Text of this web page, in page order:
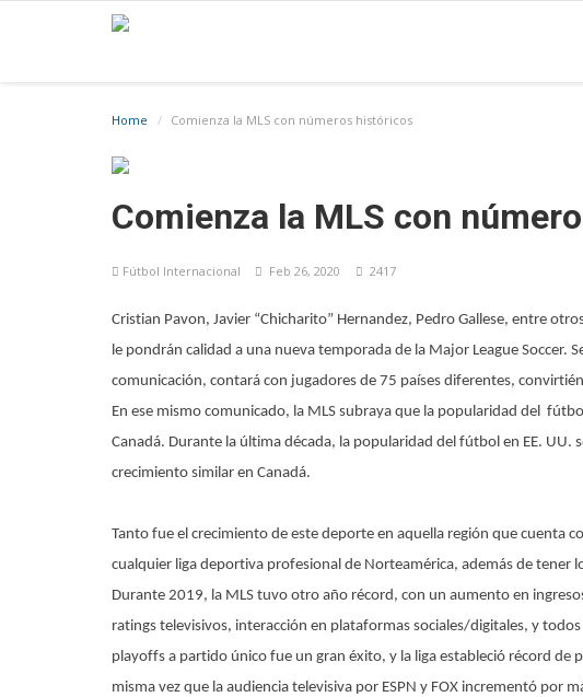
Home Comienza la MLS con números históricos
Comienza la MLS con
Fútbol Internacional Feb 26, 2020 2417
Cristian Pavon, Javier “Chicharito” Hernandez, Pedro Gallese, entre
le pondrán calidad a una nueva temporada de la Major League Soccer.
comunicación, contará con jugadores de 75 países diferentes,
En ese mismo comunicado, la MLS subraya que la popularidad del
Canadá. Durante la última década, la popularidad del fútbol en EE.
crecimiento similar en Canadá.
Tanto fue el crecimiento de este deporte en aquella región que cuenta
cualquier liga deportiva profesional de Norteamérica, además de tener
Durante 2019, la MLS tuvo otro año récord, con un aumento en
ratings televisivos, interacción en plataformas sociales/digitales, y
playoffs a partido único fue un gran éxito, y la liga estableció récord de
misma vez que la audiencia televisiva por ESPN y FOX incrementó por